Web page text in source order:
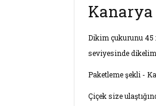
Kanarya
Dikim çukurunu 45
seviyesinde
Paketleme şekli -
Çiçek size